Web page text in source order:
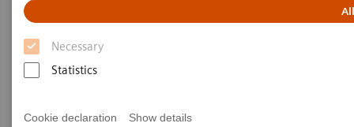
Necessary
Statistics
Cookie declaration Show details
Blutgasanalyse
Wählen Sie aus unserem umfangreichen Portfolio an
lhre Anforderungen im Bereich der arteriellen